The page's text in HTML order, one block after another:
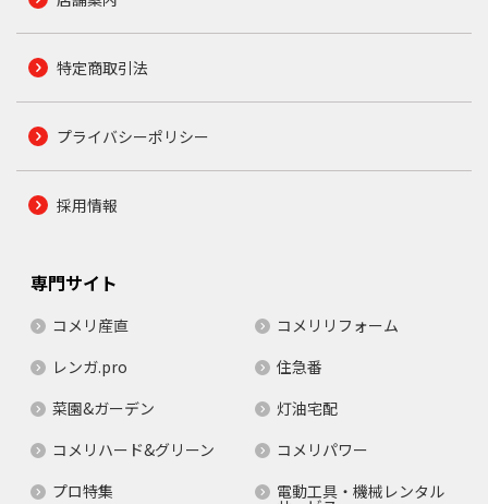
特定商取引法
プライバシーポリシー
採用情報
専門サイト
コメリ産直
コメリリフォーム
レンガ.pro
住急番
菜園&ガーデン
灯油宅配
コメリハード&グリーン
コメリパワー
プロ特集
電動工具・機械レンタル